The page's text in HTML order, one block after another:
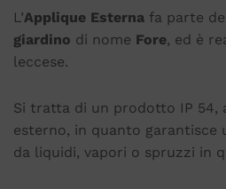
L’Applique Esterna fa parte
giardino di nome Fore, ed è
leccese.
Si tratta di un prodotto IP 54,
esterno, in quanto garantisce
da liquidi, vapori o spruzzi in